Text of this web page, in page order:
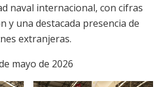
naval internacional, con cifras
y una destacada presencia de
extranjeras.
mayo de 2026